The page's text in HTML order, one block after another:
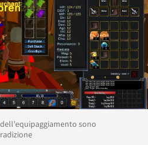
sono